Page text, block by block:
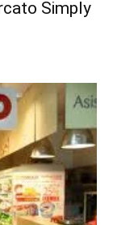
Simply